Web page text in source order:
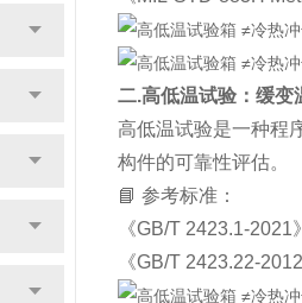
二.高低温试验：缓变
高低温试验是一种程
构件的可靠性评估。
📘 参考标准：
《GB/T 2423.1-2021
《GB/T 2423.22-